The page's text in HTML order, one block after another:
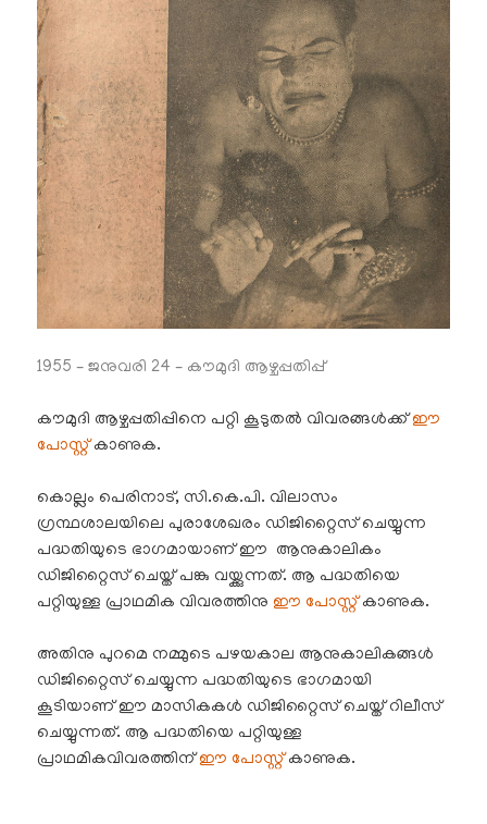
1955 – ജനുവരി 24 – കൗമുദി ആഴ്ചപ്പതിപ്പ്
കൗമുദി ആഴ്ചപ്പതിപ്പിനെ പറ്റി കൂടുതൽ വിവരങ്ങൾക്ക്ഈ
പോസ്റ്റ്കാണുക.
കൊല്ലം പെരിനാട്, സി.കെ.പി. വിലാസം
ഗ്രന്ഥശാലയിലെ പുരാശേഖരം ഡിജിറ്റൈസ് ചെയ്യുന്ന
പദ്ധതിയുടെ ഭാഗമായാണ് ഈ ആനുകാലികം
ഡിജിറ്റൈസ് ചെയ്ത് പങ്കു വയ്ക്കുന്നത്. ആ പദ്ധതിയെ
പറ്റിയുള്ള പ്രാഥമിക വിവരത്തിനു ഈ പോസ്റ്റ്കാണുക.
അതിനു പുറമെ നമ്മുടെ പഴയകാല ആനുകാലികങ്ങൾ
ഡിജിറ്റൈസ് ചെയ്യുന്ന പദ്ധതിയുടെ ഭാഗമായി
കൂടിയാണ് ഈ മാസികകൾ ഡിജിറ്റൈസ് ചെയ്ത് റിലീസ്
ചെയ്യുന്നത്. ആ പദ്ധതിയെ പറ്റിയുള്ള
പ്രാഥമികവിവരത്തിന്ഈ പോസ്റ്റ്കാണുക.